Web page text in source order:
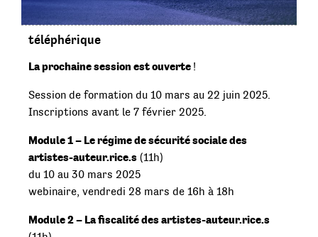
téléphérique
La prochaine session est ouverte !
Session de formation du 10 mars au 22 juin 2025.
Inscriptions avant le 7 février 2025.
Module 1 – Le régime de sécurité sociale des
artistes-auteur.rice.s (11h)
du 10 au 30 mars 2025
webinaire, vendredi 28 mars de 16h à 18h
Module 2 – La fiscalité des artistes-auteur.rice.s